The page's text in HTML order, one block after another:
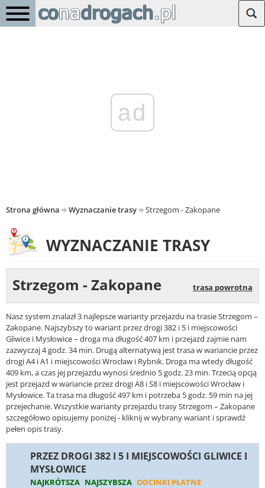
ad
Strona główna Wyznaczanie trasy Strzegom - Zakopane
WYZNACZANIE TRASY
Strzegom - Zakopane trasa powrotna
Nasz system znalazł 3 najlepsze warianty przejazdu na trasie Strzegom –
Zakopane. Najszybszy to wariant przez drogi 382 i 5 i miejscowości
Gliwice i Mysłowice – droga ma długość 407 km i przejazd zajmie nam
zazwyczaj 4 godz. 34 min. Drugą alternatywą jest trasa w wariancie przez
drogi A4 i A1 i miejscowości Wrocław i Rybnik. Droga ma wtedy długość
409 km, a czas jej przejazdu wynosi średnio 5 godz. 23 min. Trzecią opcją
jest przejazd w wariancie przez drogi A8 i S8 i miejscowości Wrocław i
Mysłowice. Ta trasa ma długość 497 km i potrzeba 5 godz. 59 min na jej
przejechanie. Wszystkie warianty przejazdu trasy Strzegom – Zakopane
szczegółowo opisujemy poniżej - kliknij w wybrany wariant i sprawdź
pełen opis trasy.
PRZEZ DROGI 382 I 5 I MIEJSCOWOŚCI GLIWICE I
MYSŁOWICE
NAJKRÓTSZA NAJSZYBSZA ODCINKI PŁATNE